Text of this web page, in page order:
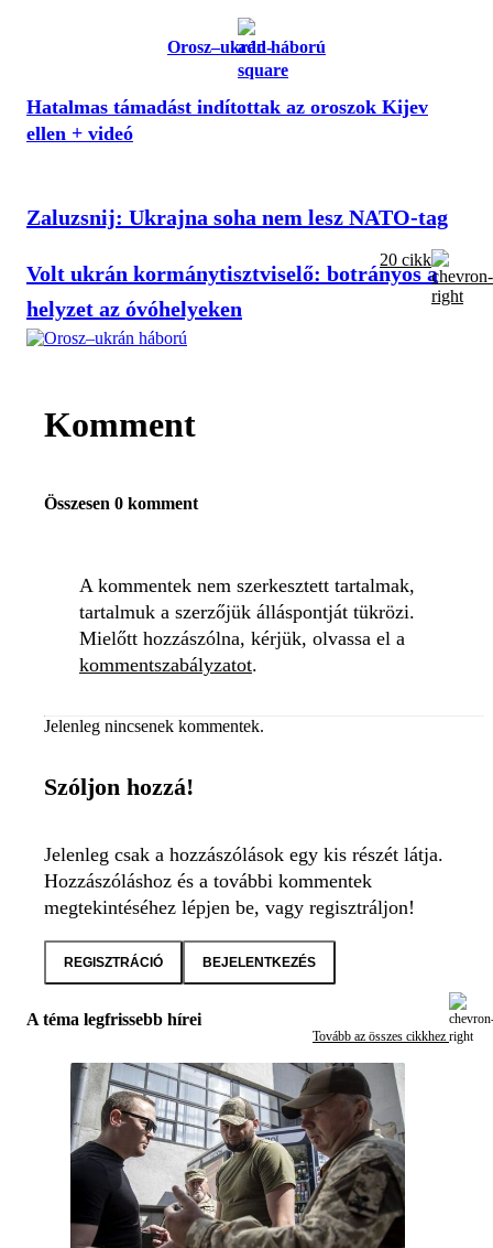
Orosz–ukrán háború
Hatalmas támadást indítottak az oroszok Kijev
ellen + videó
Zaluzsnij: Ukrajna soha nem lesz NATO-tag
Volt ukrán kormánytisztviselő: botrányos a
helyzet az óvóhelyeken
20 cikk
Komment
Összesen 0 komment
A kommentek nem szerkesztett tartalmak,
tartalmuk a szerzőjük álláspontját tükrözi.
Mielőtt hozzászólna, kérjük, olvassa el a
kommentszabályzatot.
Jelenleg nincsenek kommentek.
Szóljon hozzá!
Jelenleg csak a hozzászólások egy kis részét látja.
Hozzászóláshoz és a további kommentek
megtekintéséhez lépjen be, vagy regisztráljon!
REGISZTRÁCIÓ BEJELENTKEZÉS
A téma legfrissebb hírei
Tovább az összes cikkhez